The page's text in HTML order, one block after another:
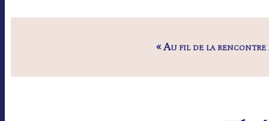
« Au fil de la rencontre